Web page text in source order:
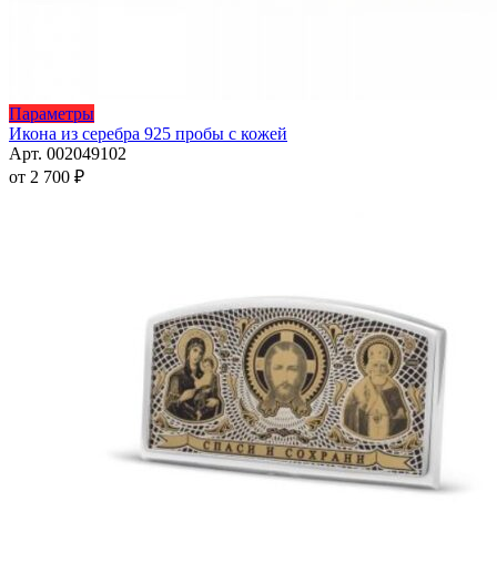
ПараметрыЭтот
товар
имеет
Икона из серебра 925 пробы с кожей
Арт. 002049102
от 2 700 ₽